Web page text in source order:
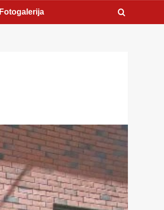
Fotogalerija